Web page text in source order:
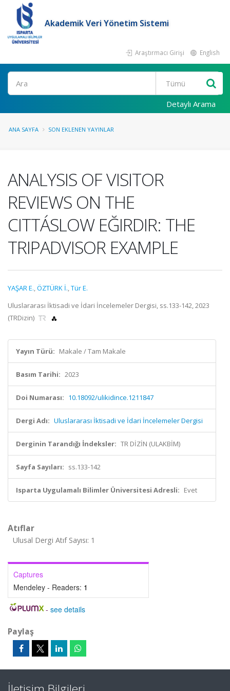
Akademik Veri Yönetim Sistemi
Araştırmacı Girişi English
Ara
Detaylı Arama
ANA SAYFA SON EKLENEN YAYINLAR
ANALYSIS OF VISITOR
REVIEWS ON THE
CITTÁSLOW EĞIRDIR: THE
TRIPADVISOR EXAMPLE
YAŞAR E.,ÖZTÜRK İ.,Tür E.
Uluslararası İktisadi ve İdari İncelemeler Dergisi, ss.133-142, 2023
(TRDizin)
Yayın Türü: Makale / Tam Makale
Basım Tarihi: 2023
Doi Numarası: 10.18092/ulikidince.1211847
Dergi Adı: Uluslararası İktisadi ve İdari İncelemeler Dergisi
Derginin Tarandığı İndeksler: TR DİZİN (ULAKBİM)
Sayfa Sayıları: ss.133-142
Isparta Uygulamalı Bilimler Üniversitesi Adresli: Evet
Atıflar
Ulusal Dergi Atıf Sayısı: 1
Captures
Mendeley - Readers: 1
- see details
Paylaş